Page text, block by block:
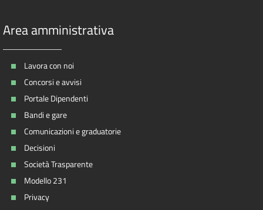
Area amministrativa
Lavora con noi
Concorsi e avvisi
Portale Dipendenti
Bandi e gare
Comunicazioni e graduatorie
Decisioni
Società Trasparente
Modello 231
Privacy